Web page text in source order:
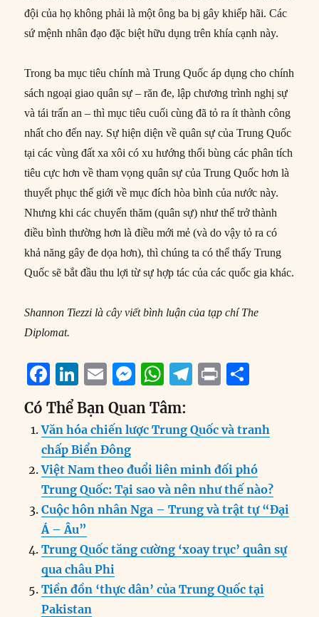
đội của họ không phải là một ông ba bị gây khiếp hãi. Các
sứ mệnh nhân đạo đặc biệt hữu dụng trên khía cạnh này.
Trong ba mục tiêu chính mà Trung Quốc áp dụng cho chính
sách ngoại giao quân sự – răn đe, lập chương trình nghị sự
và tái trấn an – thì mục tiêu cuối cùng đã tỏ ra ít thành công
nhất cho đến nay. Sự hiện diện về quân sự của Trung Quốc
tại các vùng đất xa xôi có xu hướng thổi bùng các phân tích
tiêu cực hơn về tham vọng quân sự của Trung Quốc hơn là
thuyết phục thế giới về mục đích hòa bình của nước này.
Nhưng khi các chuyến thăm (quân sự) như thế trở thành
điều bình thường hơn là điều mới mẻ (và do vậy tỏ ra có
khả năng gây đe dọa hơn), thì chúng ta có thể thấy Trung
Quốc sẽ bắt đầu thu lợi từ sự hợp tác của các quốc gia khác.
Shannon Tiezzi là cây viết bình luận của tạp chí The
Diplomat.
F
a
c
e
b
o
o
k
Li
n
k
e
d
I
n
E
m
ai
l
M
ss
e
n
g
er
W
h
at
s
A
p
p
T
e
g
r
a
m
P
n
t
a
re
Có Thể Bạn Quan Tâm:
Văn hóa chiến lược Trung Quốc và tranh
chấp Biển Đông
Việt Nam theo đuổi liên minh đối phó
Trung Quốc: Tại sao và nên như thế nào?
Cuộc hôn nhân Nga – Trung và trật tự “Đại
Á – Âu”
Trung Quốc tăng cường ‘xoay trục’ quân sự
qua châu Phi
Tiền đồn ‘thực dân’ của Trung Quốc tại
Pakistan